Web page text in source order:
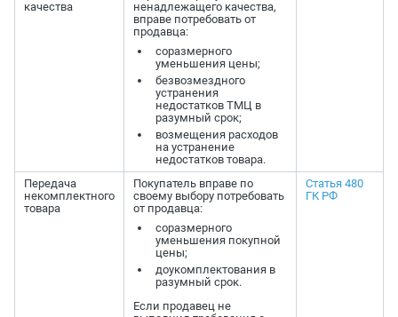
качества
ненадлежащего качества,
вправе потребовать от
продавца:
соразмерного
уменьшения цены;
безвозмездного
устранения
недостатков ТМЦ в
разумный срок;
возмещения расходов
на устранение
недостатков товара.
Передача
некомплектного
товара
Покупатель вправе по
своему выбору потребовать
от продавца:
соразмерного
уменьшения покупной
цены;
доукомплектования в
разумный срок.
Если продавец не
Статья 480
ГК РФ